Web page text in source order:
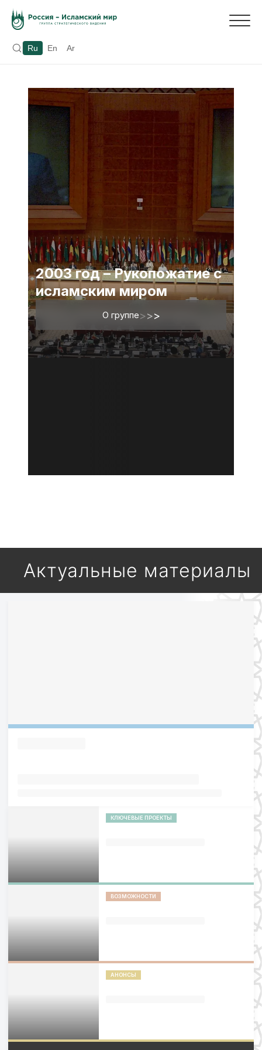
Ru En Ar
2003 год – Рукопожатие с
исламским миром
О группе>>>
Актуальные материалы
КЛЮЧЕВЫЕ ПРОЕКТЫ
ВОЗМОЖНОСТИ
АНОНСЫ